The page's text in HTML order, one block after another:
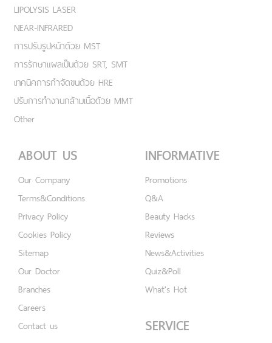
LIPOLYSIS LASER
NEAR-INFRARED
การปรับรูปหน้าด้วย MST
การรักษาแผลเป็นด้วย SRT, SMT
เทคนิคการกำจัดขนด้วย HRE
ปรับการทำงานกล้ามเนื้อด้วย MMT
Other
ABOUT US
Our Company
Terms&Conditions
Privacy Policy
Cookies Policy
Sitemap
Our Doctor
Branches
Careers
Contact us
INFORMATIVE
Promotions
Q&A
Beauty Hacks
Reviews
News&Activities
Quiz&Poll
What's Hot
SERVICE